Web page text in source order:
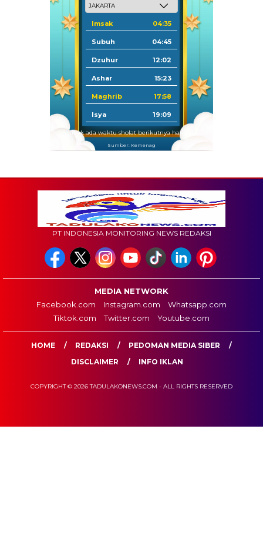
Imsak 04:35
Subuh 04:45
Dzuhur 12:02
Ashar 15:23
Maghrib 17:58
Isya 19:09
Tidak ada waktu sholat berikutnya hari ini.
Sumber: Kemenag
PT INDONESIA MONITORING NEWS REDAKSI
MEDIA NETWORK
Facebook.com
Instagram.com
Whatsapp.com
Tiktok.com
Twitter.com Youtube.com
HOME REDAKSI
PEDOMAN MEDIA SIBER
DISCLAIMER
INFO IKLAN
COPYRIGHT © 2026 TADULAKONEWS.COM - ALL RIGHTS RESERVED